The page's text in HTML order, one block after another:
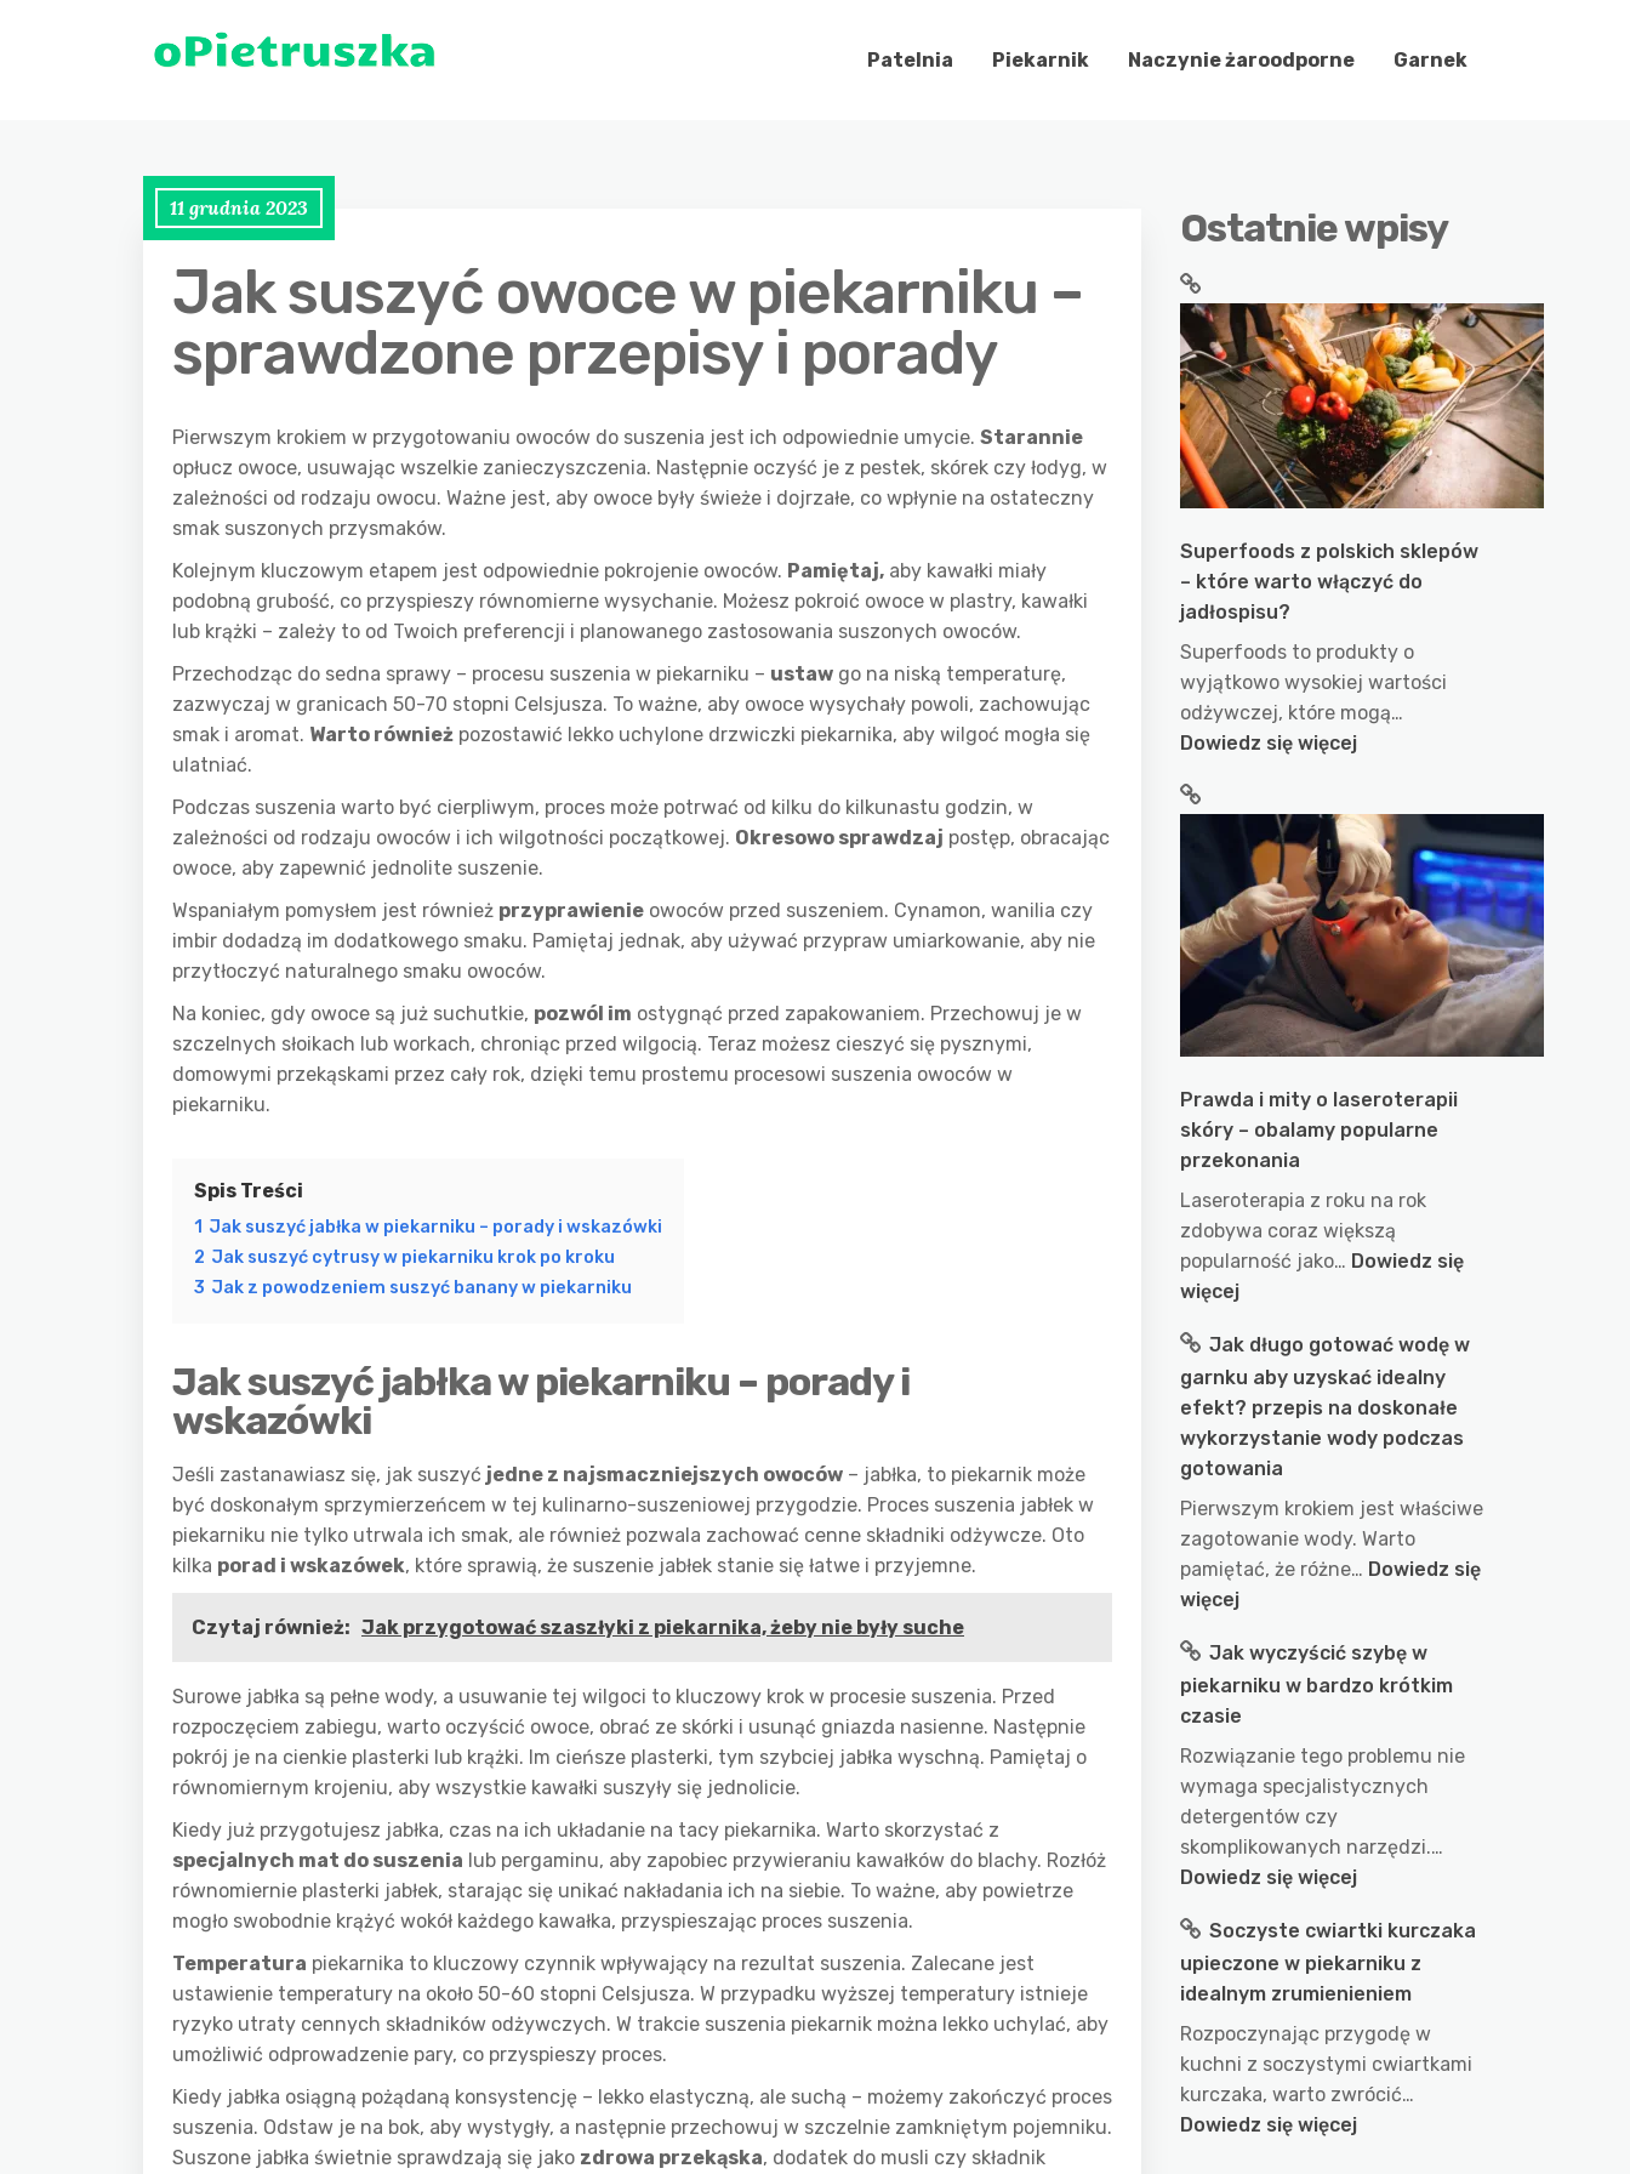
Patelnia Piekarnik Naczynie żaroodporne Garnek
11 grudnia 2023
Jak suszyć owoce w piekarniku –
sprawdzone przepisy i porady
Pierwszym krokiem w przygotowaniu owoców do suszenia jest ich odpowiednie umycie. Starannie
opłucz owoce, usuwając wszelkie zanieczyszczenia. Następnie oczyść je z pestek, skórek czy łodyg, w
zależności od rodzaju owocu. Ważne jest, aby owoce były świeże i dojrzałe, co wpłynie na ostateczny
smak suszonych przysmaków.
Kolejnym kluczowym etapem jest odpowiednie pokrojenie owoców. Pamiętaj, aby kawałki miały
podobną grubość, co przyspieszy równomierne wysychanie. Możesz pokroić owoce w plastry, kawałki
lub krążki – zależy to od Twoich preferencji i planowanego zastosowania suszonych owoców.
Przechodząc do sedna sprawy – procesu suszenia w piekarniku – ustaw go na niską temperaturę,
zazwyczaj w granicach 50-70 stopni Celsjusza. To ważne, aby owoce wysychały powoli, zachowując
smak i aromat. Warto również pozostawić lekko uchylone drzwiczki piekarnika, aby wilgoć mogła się
ulatniać.
Podczas suszenia warto być cierpliwym, proces może potrwać od kilku do kilkunastu godzin, w
zależności od rodzaju owoców i ich wilgotności początkowej. Okresowo sprawdzaj postęp, obracając
owoce, aby zapewnić jednolite suszenie.
Wspaniałym pomysłem jest również przyprawienie owoców przed suszeniem. Cynamon, wanilia czy
imbir dodadzą im dodatkowego smaku. Pamiętaj jednak, aby używać przypraw umiarkowanie, aby nie
przytłoczyć naturalnego smaku owoców.
Na koniec, gdy owoce są już suchutkie, pozwól im ostygnąć przed zapakowaniem. Przechowuj je w
szczelnych słoikach lub workach, chroniąc przed wilgocią. Teraz możesz cieszyć się pysznymi,
domowymi przekąskami przez cały rok, dzięki temu prostemu procesowi suszenia owoców w
piekarniku.
Spis Treści
1 Jak suszyć jabłka w piekarniku – porady i wskazówki
2 Jak suszyć cytrusy w piekarniku krok po kroku
3 Jak z powodzeniem suszyć banany w piekarniku
Jak suszyć jabłka w piekarniku – porady i
wskazówki
Jeśli zastanawiasz się, jak suszyć jedne z najsmaczniejszych owoców – jabłka, to piekarnik może
być doskonałym sprzymierzeńcem w tej kulinarno-suszeniowej przygodzie. Proces suszenia jabłek w
piekarniku nie tylko utrwala ich smak, ale również pozwala zachować cenne składniki odżywcze. Oto
kilka porad i wskazówek, które sprawią, że suszenie jabłek stanie się łatwe i przyjemne.
Czytaj również: Jak przygotować szaszłyki z piekarnika, żeby nie były suche
Surowe jabłka są pełne wody, a usuwanie tej wilgoci to kluczowy krok w procesie suszenia. Przed
rozpoczęciem zabiegu, warto oczyścić owoce, obrać ze skórki i usunąć gniazda nasienne. Następnie
pokrój je na cienkie plasterki lub krążki. Im cieńsze plasterki, tym szybciej jabłka wyschną. Pamiętaj o
równomiernym krojeniu, aby wszystkie kawałki suszyły się jednolicie.
Kiedy już przygotujesz jabłka, czas na ich układanie na tacy piekarnika. Warto skorzystać z
specjalnych mat do suszenia lub pergaminu, aby zapobiec przywieraniu kawałków do blachy. Rozłóż
równomiernie plasterki jabłek, starając się unikać nakładania ich na siebie. To ważne, aby powietrze
mogło swobodnie krążyć wokół każdego kawałka, przyspieszając proces suszenia.
Temperatura piekarnika to kluczowy czynnik wpływający na rezultat suszenia. Zalecane jest
ustawienie temperatury na około 50-60 stopni Celsjusza. W przypadku wyższej temperatury istnieje
ryzyko utraty cennych składników odżywczych. W trakcie suszenia piekarnik można lekko uchylać, aby
umożliwić odprowadzenie pary, co przyspieszy proces.
Kiedy jabłka osiągną pożądaną konsystencję – lekko elastyczną, ale suchą – możemy zakończyć proces
suszenia. Odstaw je na bok, aby wystygły, a następnie przechowuj w szczelnie zamkniętym pojemniku.
Suszone jabłka świetnie sprawdzają się jako zdrowa przekąska, dodatek do musli czy składnik
Ostatnie wpisy
Superfoods z polskich sklepów
– które warto włączyć do
jadłospisu?
Superfoods to produkty o
wyjątkowo wysokiej wartości
odżywczej, które mogą…
Dowiedz się więcej:
polskich
sklepów
–
które
warto
włączyć
do
jadłospisu?
Prawda i mity o laseroterapii
skóry – obalamy popularne
przekonania
Laseroterapia z roku na rok
zdobywa coraz większą
popularność jako… Dowiedz się
więcej:
i
mity
o
laseroterapii
skóry
–
obalamy
popularne
przekonania
Jak długo gotować wodę w
garnku aby uzyskać idealny
efekt? przepis na doskonałe
wykorzystanie wody podczas
gotowania
Pierwszym krokiem jest właściwe
zagotowanie wody. Warto
pamiętać, że różne… Dowiedz się
więcej:
długo
gotować
wodę
w
garnku
aby
uzyskać
idealny
przepis
na
doskonałe
wykorzystanie
wody
podczas
gotowania
Jak wyczyścić szybę w
piekarniku w bardzo krótkim
czasie
Rozwiązanie tego problemu nie
wymaga specjalistycznych
detergentów czy
skomplikowanych narzędzi.…
Dowiedz się więcej:
wyczyścić
szybę
w
piekarniku
w
bardzo
krótkim
Soczyste cwiartki kurczaka
upieczone w piekarniku z
idealnym zrumienieniem
Rozpoczynając przygodę w
kuchni z soczystymi cwiartkami
kurczaka, warto zwrócić…
Dowiedz się więcej: